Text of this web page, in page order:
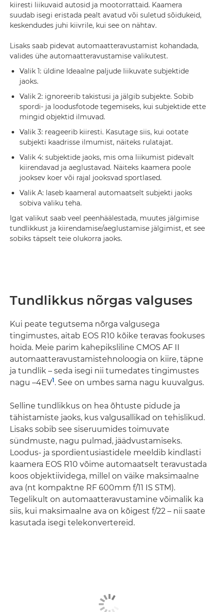
kiiresti liikuvaid autosid ja mootorrattaid. Kaamera
suudab isegi eristada pealt avatud või suletud sõidukeid,
keskendudes juhi kiivrile, kui see on nähtav.
Lisaks saab pidevat automaatteravustamist kohandada,
valides ühe automaatteravustamise valikutest.
Valik 1: üldine Ideaalne paljude liikuvate subjektide
jaoks.
Valik 2: ignoreerib takistusi ja jälgib subjekte. Sobib
spordi- ja loodusfotode tegemiseks, kui subjektide ette
mingid objektid ilmuvad.
Valik 3: reageerib kiiresti. Kasutage siis, kui ootate
subjekti kaadrisse ilmumist, näiteks rulatajat.
Valik 4: subjektide jaoks, mis oma liikumist pidevalt
kiirendavad ja aeglustavad. Näiteks kaamera poole
jooksev koer või rajal jooksvad sportlased.
Valik A: laseb kaameral automaatselt subjekti jaoks
sobiva valiku teha.
Igat valikut saab veel peenhäälestada, muutes jälgimise
tundlikkust ja kiirendamise/aeglustamise jälgimist, et see
sobiks täpselt teie olukorra jaoks.
Tundlikkus nõrgas valguses
Kui peate tegutsema nõrga valgusega
tingimustes, aitab EOS R10 kõike teravas fookuses
hoida. Meie parim kahepiksliline CMOS AF II
automaatteravustamistehnoloogia on kiire, täpne
ja tundlik – seda isegi nii tumedates tingimustes
nagu –4EV1. See on umbes sama nagu kuuvalgus.
Selline tundlikkus on hea õhtuste pidude ja
tähistamiste jaoks, kus valgusallikad on tehislikud.
Lisaks sobib see siseruumides toimuvate
sündmuste, nagu pulmad, jäädvustamiseks.
Loodus- ja spordientusiastidele meeldib kindlasti
kaamera EOS R10 võime automaatselt teravustada
koos objektiividega, millel on väike maksimaalne
ava (nt kompaktne RF 600mm f/11 IS STM).
Tegelikult on automaatteravustamine võimalik ka
siis, kui maksimaalne ava on kõigest f/22 – nii saate
kasutada isegi telekonvertereid.